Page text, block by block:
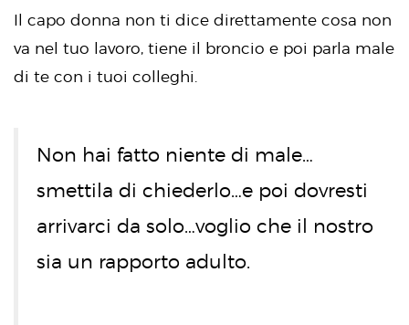
Il capo donna non ti dice direttamente cosa non
va nel tuo lavoro, tiene il broncio e poi parla male
di te con i tuoi colleghi.
Non hai fatto niente di male…
smettila di chiederlo…e poi dovresti
arrivarci da solo…voglio che il nostro
sia un rapporto adulto.